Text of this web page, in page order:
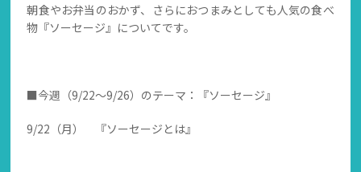
朝食やお弁当のおかず、さらにおつまみとしても人気の食べ
物『ソーセージ』についてです。
■今週（9/22～9/26）のテーマ：『ソーセージ』
9/22（月） 『ソーセージとは』